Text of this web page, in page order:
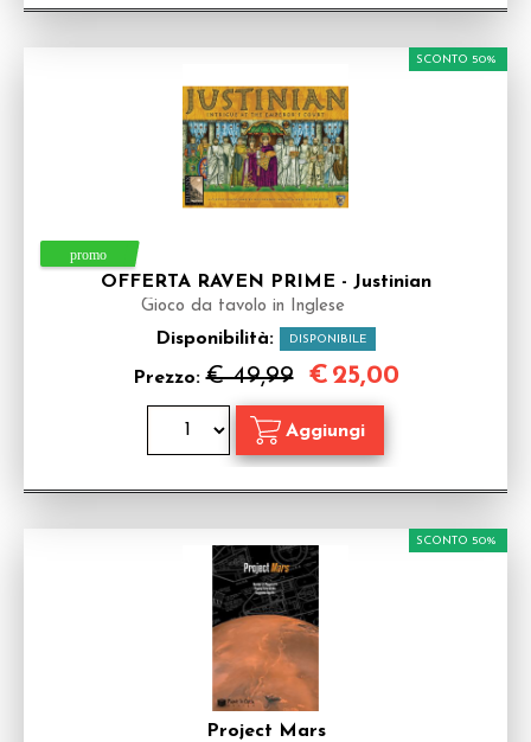
OFFERTA RAVEN PRIME - Justinian
Gioco da tavolo in Inglese
Disponibilità: DISPONIBILE
Prezzo:€ 49,99
SCONTO 50%
€ 25,00
Project Mars
SCONTO 50%